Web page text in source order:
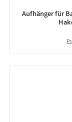
Aufhänger für